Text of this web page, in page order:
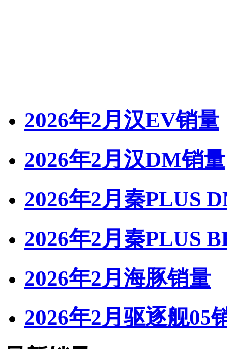
2026年2月汉EV销量
2026年2月汉DM销量
2026年2月秦PLUS
2026年2月秦PLUS
2026年2月海豚销量
2026年2月驱逐舰05